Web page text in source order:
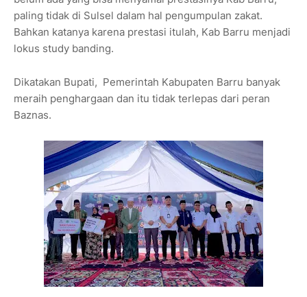
paling tidak di Sulsel dalam hal pengumpulan zakat.
Bahkan katanya karena prestasi itulah, Kab Barru menjadi
lokus study banding.
Dikatakan Bupati, Pemerintah Kabupaten Barru banyak
meraih penghargaan dan itu tidak terlepas dari peran
Baznas.